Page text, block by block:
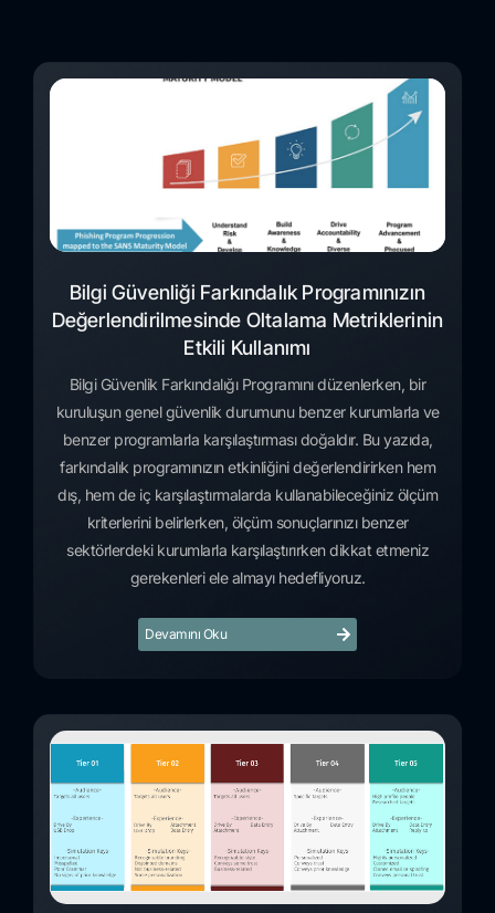
Bilgi Güvenliği Farkındalık Programınızın
Değerlendirilmesinde Oltalama Metriklerinin
Etkili Kullanımı
Bilgi Güvenlik Farkındalığı Programını düzenlerken, bir
kuruluşun genel güvenlik durumunu benzer kurumlarla ve
benzer programlarla karşılaştırması doğaldır. Bu yazıda,
farkındalık programınızın etkinliğini değerlendirirken hem
dış, hem de iç karşılaştırmalarda kullanabileceğiniz ölçüm
kriterlerini belirlerken, ölçüm sonuçlarınızı benzer
sektörlerdeki kurumlarla karşılaştırırken dikkat etmeniz
gerekenleri ele almayı hedefliyoruz.
Devamını Oku